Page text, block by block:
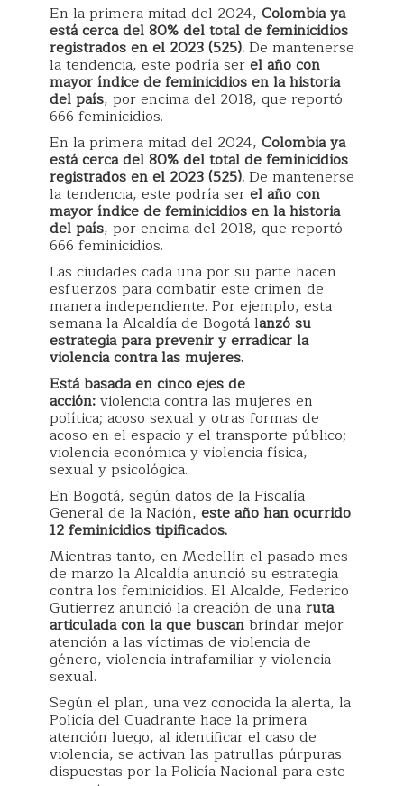
En la primera mitad del 2024, Colombia ya
está cerca del 80% del total de feminicidios
registrados en el 2023 (525).De mantenerse
la tendencia, este podría serel año con
mayor índice de feminicidios en la historia
del país, por encima del 2018, que reportó
666 feminicidios.
En la primera mitad del 2024, Colombia ya
está cerca del 80% del total de feminicidios
registrados en el 2023 (525).De mantenerse
la tendencia, este podría serel año con
mayor índice de feminicidios en la historia
del país, por encima del 2018, que reportó
666 feminicidios.
Las ciudades cada una por su parte hacen
esfuerzos para combatir este crimen de
manera independiente. Por ejemplo, esta
semana la Alcaldía de Bogotá lanzó su
estrategia para prevenir y erradicar la
violencia contra las mujeres.
Está basada en cinco ejes de
acción:violencia contra las mujeres en
política; acoso sexual y otras formas de
acoso en el espacio y el transporte público;
violencia económica y violencia física,
sexual y psicológica.
En Bogotá, según datos de la Fiscalía
General de la Nación, este año han ocurrido
12 feminicidios tipificados.
Mientras tanto, en Medellín el pasado mes
de marzo la Alcaldía anunció su estrategia
contra los feminicidios. El Alcalde, Federico
Gutierrez anunció la creación de unaruta
articulada con la que buscanbrindar mejor
atención a las víctimas de violencia de
género, violencia intrafamiliar y violencia
sexual.
Según el plan, una vez conocida la alerta, la
Policía del Cuadrante hace la primera
atención luego, al identificar el caso de
violencia, se activan las patrullas púrpuras
dispuestas por la Policía Nacional para este